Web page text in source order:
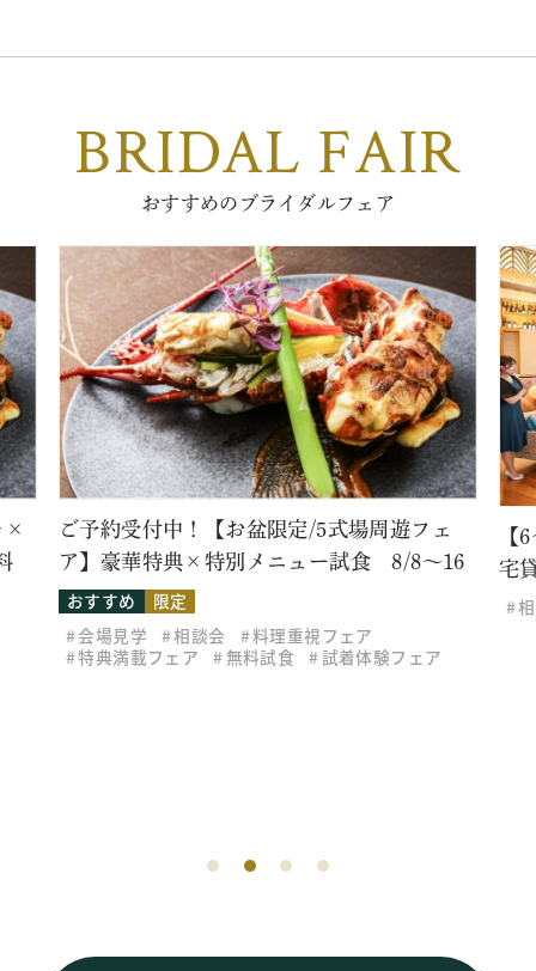
BRIDAL FAIR
おすすめのブライダルフェア
×
ご予約受付中！【お盆限定/5式場周遊フェ
ア】豪華特典×特別メニュー試食 8/8～16
おすすめ
限定
会場見学
相談会
料理重視フェア
特典満載フェア
無料試食 試着体験フェア
【
宅